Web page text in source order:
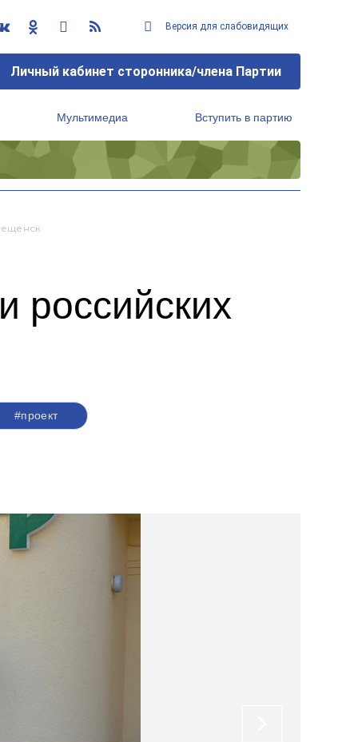
Версия для слабовидящих
Личный кабинет сторонника/члена Партии
Мультимедиа Вступить в партию
российских
#проект